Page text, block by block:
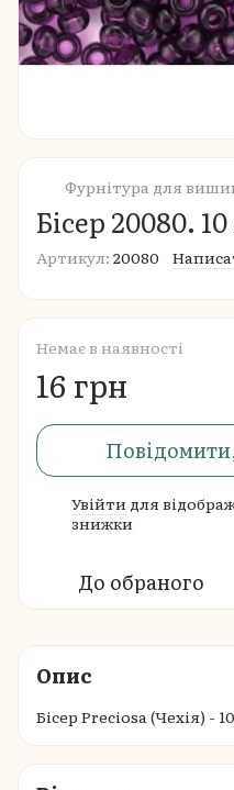
Фурнітура для
Бісер 20080. 10
Артикул: 20080
Немає в наявності
16 грн
Увійти для
знижки
До обраного
Опис
Бісер Preciosa (Чехія) -